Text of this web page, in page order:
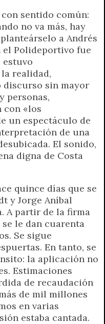
sentido común:
no va más, hay
a Andrés
el Polideportivo fue
estuvo
realidad,
discurso sin mayor
personas,
con «los
un espectáculo de
de una
El sonido,
digna de Costa
quince días que se
y Jorge Aníbal
A partir de la firma
le dan cuarenta
Se sigue
En tanto, se
la aplicación no
Estimaciones
de recaudación
de mil millones
en varias
estaba cantada.